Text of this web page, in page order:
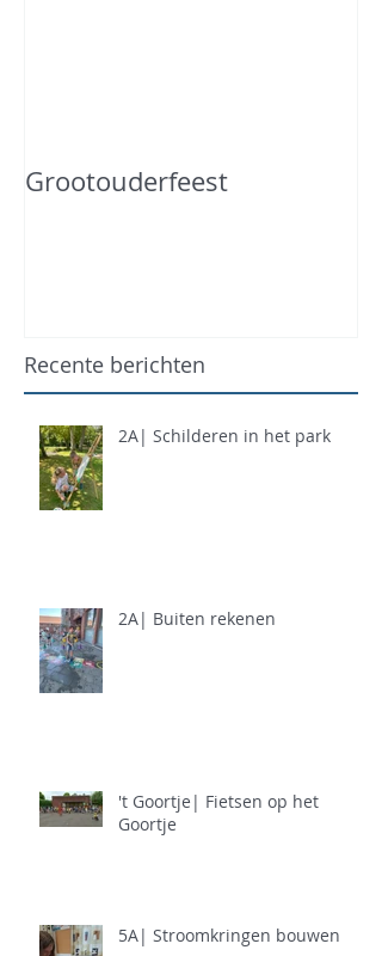
Grootouderfeest
Recente berichten
2A| Schilderen in het park
2A| Buiten rekenen
't Goortje| Fietsen op het
Goortje
5A| Stroomkringen bouwen